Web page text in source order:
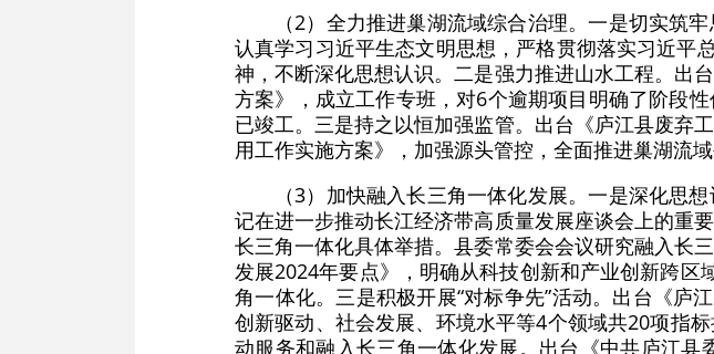
（2）全力推进巢湖流域综合治理。一是切实筑
认真学习习近平生态文明思想，严格贯彻落实习近平
神，不断深化思想认识。二是强力推进山水工程。出
方案》，成立工作专班，对6个逾期项目明确了阶段
已竣工。三是持之以恒加强监管。出台《庐江县废弃
用工作实施方案》，加强源头管控，全面推进巢湖流域
（3）加快融入长三角一体化发展。一是深化思
记在进一步推动长江经济带高质量发展座谈会上的重
长三角一体化具体举措。县委常委会会议研究融入长
发展2024年要点》，明确从科技创新和产业创新跨
角一体化。三是积极开展“对标争先”活动。出台《庐
创新驱动、社会发展、环境水平等4个领域共20项指
动服务和融入长三角一体化发展。出台《中共庐江